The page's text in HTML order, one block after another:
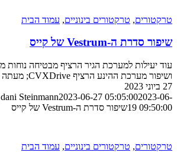
טרקטורים, טרקטורים בינוניים, עמוד הבית
שיפור סדרת ה-Vestrum של קייס
ושיפור מערכת ההינע הרציף CVXDrive; מעתה ניתן לכיי…
27 ביוני 2023
dani Steinmann2023-06-27 05:05:002023-06-
19 09:50:00שיפור סדרת ה-Vestrum של קייס
טרקטורים, טרקטורים בינוניים, עמוד הבית